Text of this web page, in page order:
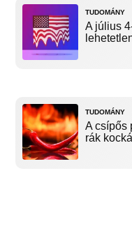
TUDOMÁNY
A július
TUDOMÁNY
A csípős
rák